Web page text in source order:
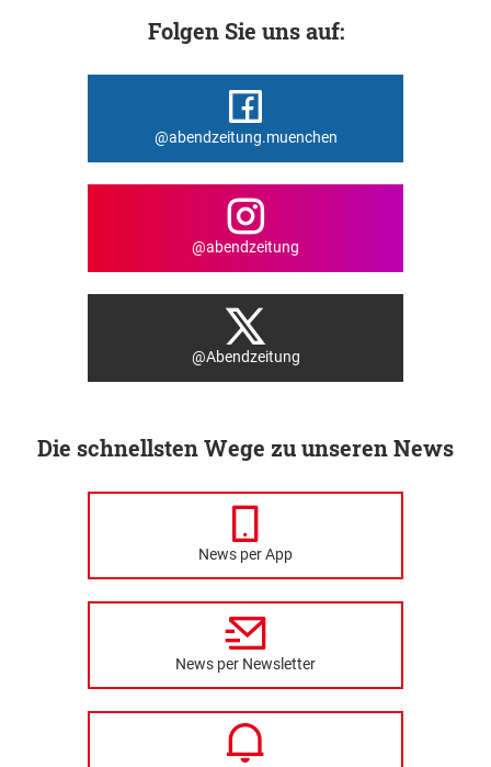
Folgen Sie uns auf:
@abendzeitung.muenchen
@abendzeitung
@Abendzeitung
Die schnellsten Wege zu unseren News
News per App
News per Newsletter